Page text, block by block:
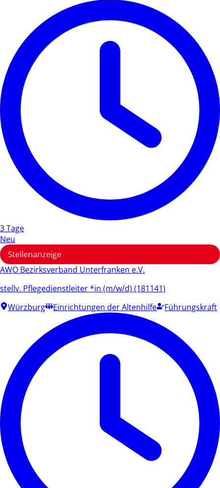
3 Tage
Neu
Stellenanzeige
AWO Bezirksverband Unterfranken e.V.
stellv. Pflegedienstleiter *in (m/w/d) (181141)
Würzburg
Einrichtungen der Altenhilfe Führungskraft